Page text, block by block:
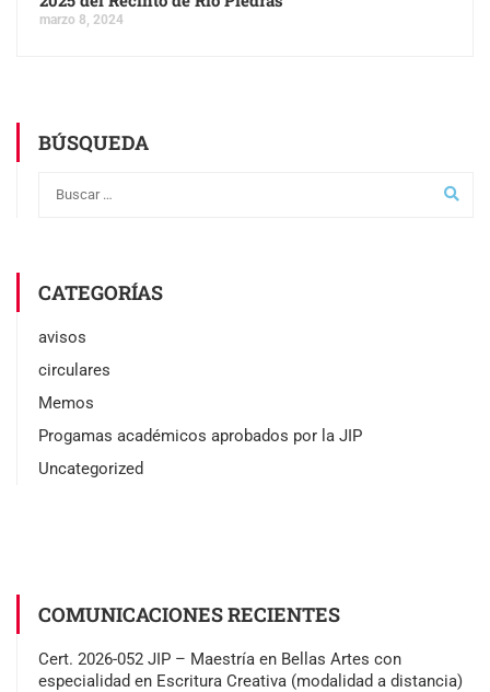
marzo 8, 2024
BÚSQUEDA
CATEGORÍAS
avisos
circulares
Memos
Progamas académicos aprobados por la JIP
Uncategorized
COMUNICACIONES RECIENTES
Cert. 2026-052 JIP – Maestría en Bellas Artes con
especialidad en Escritura Creativa (modalidad a distancia)